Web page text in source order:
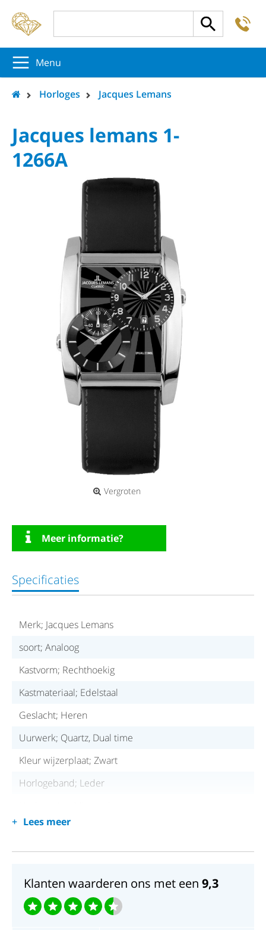
Menu
Horloges Jacques Lemans
Jacques lemans 1-
1266A
Vergroten
Meer informatie?
Specificaties
Merk; Jacques Lemans
soort; Analoog
Kastvorm; Rechthoekig
Kastmateriaal; Edelstaal
Geslacht; Heren
Uurwerk; Quartz, Dual time
Kleur wijzerplaat; Zwart
Horlogeband; Leder
Waterdichtheid; 3 ATM
Lees meer
Klanten waarderen ons met een 9,3